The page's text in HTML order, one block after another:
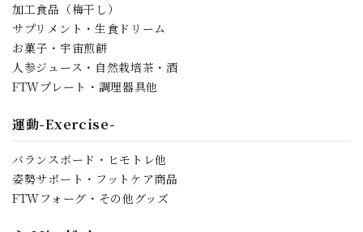
加工食品（梅干し）
サプリメント・生食ドリーム
お菓子・宇宙煎餅
人参ジュース・自然栽培茶・酒
FTWプレート・調理器具他
運動-Exercise-
バランスボード・ヒモトレ他
姿勢サポート・フットケア商品
FTWフォーグ・その他グッズ